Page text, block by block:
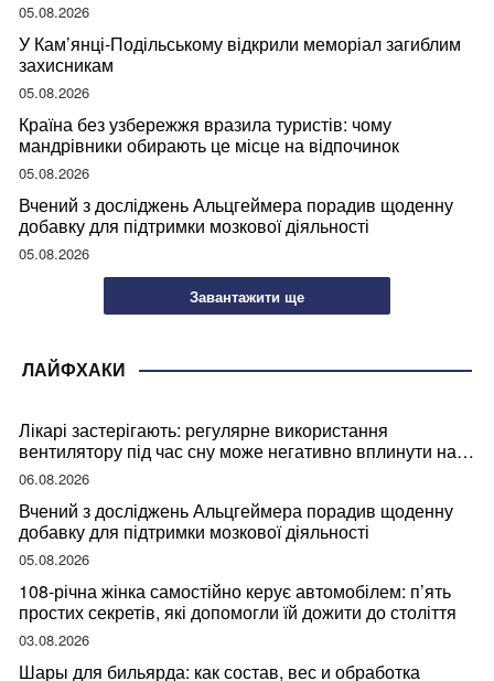
05.08.2026
У Кам’янці-Подільському відкрили меморіал загиблим
захисникам
05.08.2026
Країна без узбережжя вразила туристів: чому
мандрівники обирають це місце на відпочинок
05.08.2026
Вчений з досліджень Альцгеймера порадив щоденну
добавку для підтримки мозкової діяльності
05.08.2026
Завантажити ще
ЛАЙФХАКИ
Лікарі застерігають: регулярне використання
вентилятору під час сну може негативно вплинути на
ваше здоров’я
06.08.2026
Вчений з досліджень Альцгеймера порадив щоденну
добавку для підтримки мозкової діяльності
05.08.2026
108-річна жінка самостійно керує автомобілем: п’ять
простих секретів, які допомогли їй дожити до століття
03.08.2026
Шары для бильярда: как состав, вес и обработка